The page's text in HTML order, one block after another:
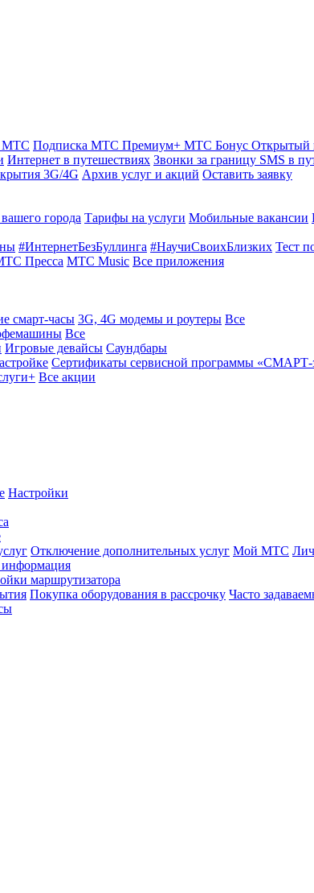
МТС Подписка МТС Премиум+ МТС Бонус Открытый
Интернет в путешествиях Звонки за границу SMS в
3G/4G Архив услуг и акций Оставить заявку
города Тарифы на услуги Мобильные вакансии
#ИнтернетБезБуллинга #НаучиСвоихБлизких Тест
Пресса МТС Music Все приложения
смарт-часы 3G, 4G модемы и роутеры Все
Все
Игровые девайсы Саундбары
Сертификаты сервисной программы «СМАРТ-
Все акции
Настройки
Отключение дополнительных услуг Мой МТС
маршрутизатора
Покупка оборудования в рассрочку Часто